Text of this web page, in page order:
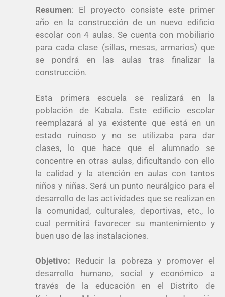
Resumen: El proyecto consiste este primer
año en la construcción de un nuevo edificio
escolar con 4 aulas. Se cuenta con mobiliario
para cada clase (sillas, mesas, armarios) que
se pondrá en las aulas tras finalizar la
construcción.
Esta primera escuela se realizará en la
población de Kabala. Este edificio escolar
reemplazará al ya existente que está en un
estado ruinoso y no se utilizaba para dar
clases, lo que hace que el alumnado se
concentre en otras aulas, dificultando con ello
la calidad y la atención en aulas con tantos
niños y niñas. Será un punto neurálgico para el
desarrollo de las actividades que se realizan en
la comunidad, culturales, deportivas, etc., lo
cual permitirá favorecer su mantenimiento y
buen uso de las instalaciones.
Objetivo: Reducir la pobreza y promover el
desarrollo humano, social y económico a
través de la educación en el Distrito de